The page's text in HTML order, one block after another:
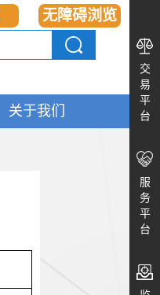
无障碍浏览
关于我们
交
易
平
台
服
务
平
台